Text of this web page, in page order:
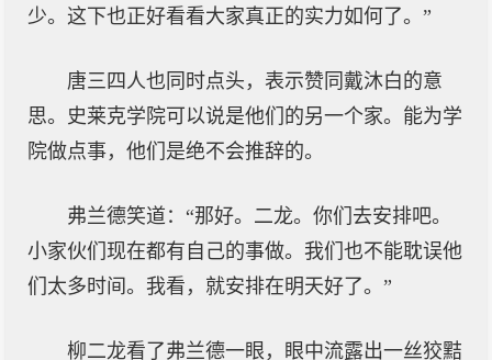
少。这下也正好看看大家真正的实力如何了。”
唐三四人也同时点头，表示赞同戴沐白的意
思。史莱克学院可以说是他们的另一个家。能为学
院做点事，他们是绝不会推辞的。
弗兰德笑道：“那好。二龙。你们去安排吧。
小家伙们现在都有自己的事做。我们也不能耽误他
们太多时间。我看，就安排在明天好了。”
柳二龙看了弗兰德一眼，眼中流露出一丝狡黠